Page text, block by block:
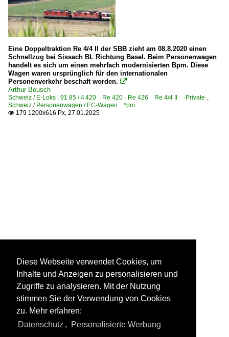
Eine Doppeltraktion Re 4/4 II der SBB zieht am 08.8.2020 einen
Schnellzug bei Sissach BL Richtung Basel. Beim Personenwagen
handelt es sich um einen mehrfach modernisierten Bpm. Diese
Wagen waren ursprünglich für den internationalen
Personenverkehr beschaft worden. 
Arthur Beusch
Schweiz / E-Loks | 91 85 / 4 420 Re 420 · Re 426 Re 4/4 II ·Private·,
Schweiz / Personenwagen / EC-Wagen *pm
 179 1200x616 Px, 27.01.2025
Diese Webseite verwendet Cookies, um
Inhalte und Anzeigen zu personalisieren und
Zugriffe zu analysieren. Mit der Nutzung
stimmen Sie der Verwendung von Cookies
zu. Mehr erfahren:
Datenschutz , Personalisierte Werbung